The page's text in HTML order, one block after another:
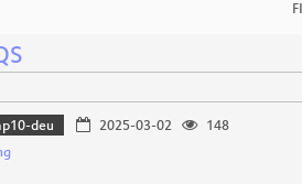
deu 2025-03-02
148